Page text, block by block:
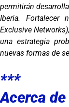
permitirán
Iberia. Fortalecer
Exclusive
una estrategia
nuevas formas de
***
Acerca